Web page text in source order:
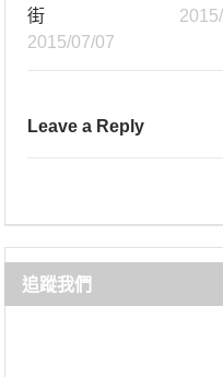
街
2015/07/07
Leave a Reply
追蹤我們